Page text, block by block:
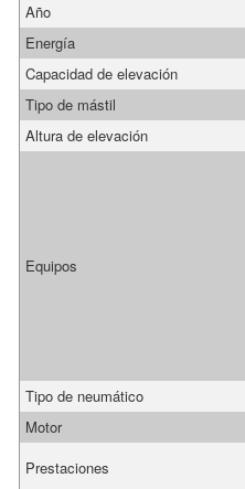
Año
Energía
Capacidad de elevación
Tipo de mástil
Altura de elevación
Equipos
Tipo de neumático
Motor
Prestaciones